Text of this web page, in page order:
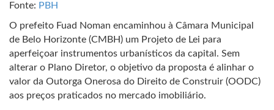
Fonte: PBH
O prefeito Fuad Noman encaminhou à Câmara Municipal
de Belo Horizonte (CMBH) um Projeto de Lei para
aperfeiçoar instrumentos urbanísticos da capital. Sem
alterar o Plano Diretor, o objetivo da proposta é alinhar o
valor da Outorga Onerosa do Direito de Construir (OODC)
aos preços praticados no mercado imobiliário.